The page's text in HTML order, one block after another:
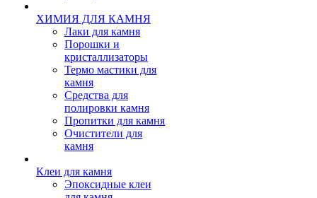
ХИМИЯ ДЛЯ КАМНЯ
Лаки для камня
Порошки и
кристаллизаторы
Термо мастики для
камня
Средства для
полировки камня
Пропитки для камня
Очистители для
камня
Клеи для камня
Эпоксидные клеи